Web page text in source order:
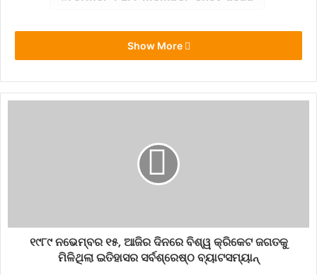
Show More
୧୯୮୯ ନଭେମ୍ବର ୧୫, ଆଜିର ଦିନରେ ବିଶ୍ୱ କ୍ରିକେଟ ଜଗତକୁ
ମିଳିଥିଲା ଇତିହାସର ସର୍ବଶ୍ରେଷ୍ଠ ବ୍ୟାଟସମ୍ୟାନ୍